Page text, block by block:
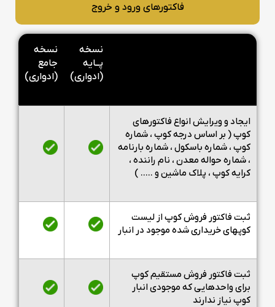
فاکتورهای ورود و خروج
نسخه
پــایه
(ادواری)
نسخه
جامع
(ادواری)
ایجاد و ویرایش انواع فاکتورهای
کوپ ( بر اساس درجه کوپ ، شماره
کوپ ، شماره باسکول ، شماره بارنامه
، شماره حواله معدن ، نام راننده ،
کرایه کوپ ، پلاک ماشین و ..... )
ثبت فاکتور فروش کوپ از لیست
کوپهای خریداری شده موجود در انبار
ثبت فاکتور فروش مستقیم کوپ
برای واحدهایی که موجودی انبار
کوپ نیاز ندارند